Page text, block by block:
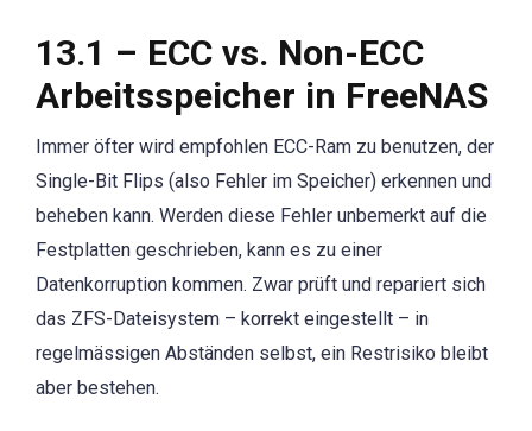
13.1 – ECC vs. Non-ECC
Arbeitsspeicher in FreeNAS
Immer öfter wird empfohlen ECC-Ram zu benutzen, der
Single-Bit Flips (also Fehler im Speicher) erkennen und
beheben kann. Werden diese Fehler unbemerkt auf die
Festplatten geschrieben, kann es zu einer
Datenkorruption kommen. Zwar prüft und repariert sich
das ZFS-Dateisystem – korrekt eingestellt – in
regelmässigen Abständen selbst, ein Restrisiko bleibt
aber bestehen.